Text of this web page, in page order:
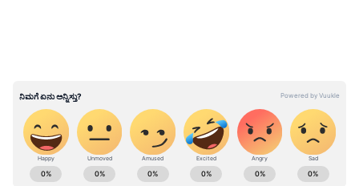
ABOUT THE AUTHOR